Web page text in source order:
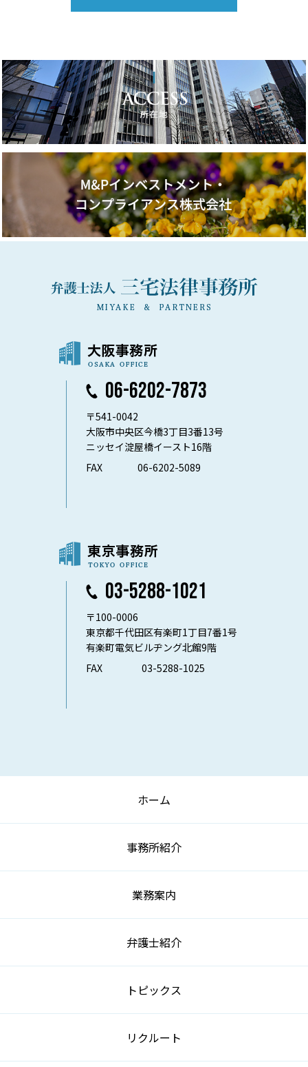
06-6202-7873
〒541-0042
大阪市中央区今橋3丁目3番13号
ニッセイ淀屋橋イースト16階
FAX
06-6202-5089
03-5288-1021
〒100-0006
東京都千代田区有楽町1丁目7番1号
有楽町電気ビルヂング北館9階
FAX
03-5288-1025
ホーム
事務所紹介
業務案内
弁護士紹介
トピックス
リクルート